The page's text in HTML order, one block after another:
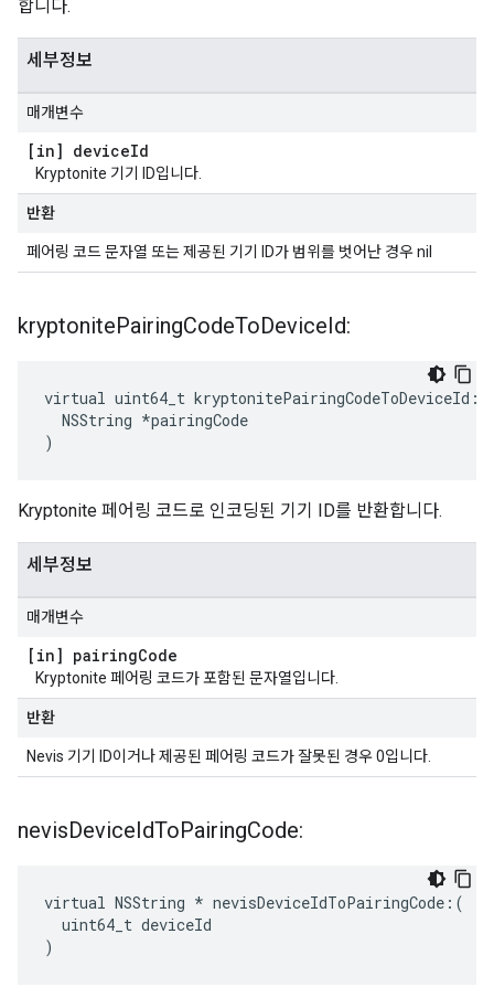
합니다.
세부정보
매개변수
[in] deviceId
Kryptonite 기기 ID입니다.
반환
페어링 코드 문자열 또는 제공된 기기 ID가 범위를 벗어난 경우 nil
kryptonitePairingCodeToDeviceId:
virtual uint64_t kryptonitePairingCodeToDeviceId:(
  NSString *pairingCode
)
Kryptonite 페어링 코드로 인코딩된 기기 ID를 반환합니다.
세부정보
매개변수
[in] pairingCode
Kryptonite 페어링 코드가 포함된 문자열입니다.
반환
Nevis 기기 ID이거나 제공된 페어링 코드가 잘못된 경우 0입니다.
nevisDeviceIdToPairingCode:
virtual NSString * nevisDeviceIdToPairingCode:(
  uint64_t deviceId
)